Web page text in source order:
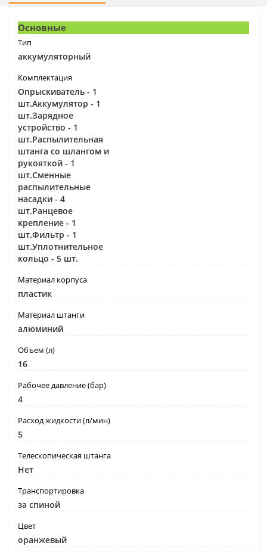
Основные
Тип
аккумуляторный
Комплектация
Опрыскиватель - 1
шт.Аккумулятор - 1
шт.Зарядное
устройство - 1
шт.Распылительная
штанга со шлангом и
рукояткой - 1
шт.Сменные
распылительные
насадки - 4
шт.Ранцевое
крепление - 1
шт.Фильтр - 1
шт.Уплотнительное
кольцо - 5 шт.
Материал корпуса
пластик
Материал штанги
алюминий
Объем (л)
16
Рабочее давление (бар)
4
Расход жидкости (л/мин)
5
Телескопическая штанга
Нет
Транспортировка
за спиной
Цвет
оранжевый